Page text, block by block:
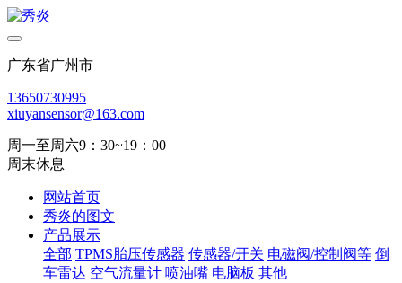
广东省广州市
13650730995
xiuyansensor@163.com
周一至周六9：30~19：00
周末休息
网站首页
秀炎的图文
产品展示
全部 TPMS胎压传感器 传感器/开关 电磁阀/控制阀等 倒
车雷达 空气流量计 喷油嘴 电脑板 其他